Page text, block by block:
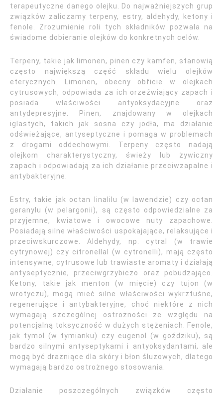
terapeutyczne danego olejku. Do najważniejszych grup
związków zaliczamy terpeny, estry, aldehydy, ketony i
fenole. Zrozumienie roli tych składników pozwala na
świadome dobieranie olejków do konkretnych celów.
Terpeny, takie jak limonen, pinen czy kamfen, stanowią
często największą część składu wielu olejków
eterycznych. Limonen, obecny obficie w olejkach
cytrusowych, odpowiada za ich orzeźwiający zapach i
posiada właściwości antyoksydacyjne oraz
antydepresyjne. Pinen, znajdowany w olejkach
iglastych, takich jak sosna czy jodła, ma działanie
odświeżające, antyseptyczne i pomaga w problemach
z drogami oddechowymi. Terpeny często nadają
olejkom charakterystyczny, świeży lub żywiczny
zapach i odpowiadają za ich działanie przeciwzapalne i
antybakteryjne.
Estry, takie jak octan linalilu (w lawendzie) czy octan
geranylu (w pelargonii), są często odpowiedzialne za
przyjemne, kwiatowe i owocowe nuty zapachowe.
Posiadają silne właściwości uspokajające, relaksujące i
przeciwskurczowe. Aldehydy, np. cytral (w trawie
cytrynowej) czy citronellal (w cytronelli), mają często
intensywne, cytrusowe lub trawiaste aromaty i działają
antyseptycznie, przeciwgrzybiczo oraz pobudzająco.
Ketony, takie jak menton (w mięcie) czy tujon (w
wrotyczu), mogą mieć silne właściwości wykrztuśne,
regenerujące i antybakteryjne, choć niektóre z nich
wymagają szczególnej ostrożności ze względu na
potencjalną toksyczność w dużych stężeniach. Fenole,
jak tymol (w tymianku) czy eugenol (w goździku), są
bardzo silnymi antyseptykami i antyoksydantami, ale
mogą być drażniące dla skóry i błon śluzowych, dlatego
wymagają bardzo ostrożnego stosowania.
Działanie poszczególnych związków często